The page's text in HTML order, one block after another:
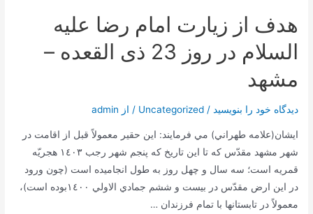
امام
رضا
علیه
السلام
روز
23
مقدس)
هدف از زیارت امام رضا علیه
السلام در روز 23 ذی القعده –
مشهد
دیدگاه‌ خود را بنویسید /
Uncategorized / از admin
ايشان(علامه طهراني) مي فرمايند: اين حقير معمولاً قبل از اقامت در
شهر مشهد مقدّس كه تا اين تاريخ كه پنجم شهر رجب ١٤٠٣ هجريّه
قمريه است؛ سه سال و چهل روز به طول انجاميده است (چون ورود
در اين ارض مقدّس در بيست و ششم جمادي الاولي ١٤٠٠بوده است)،
معمولاً در تابستانها با تمام فرزندان …